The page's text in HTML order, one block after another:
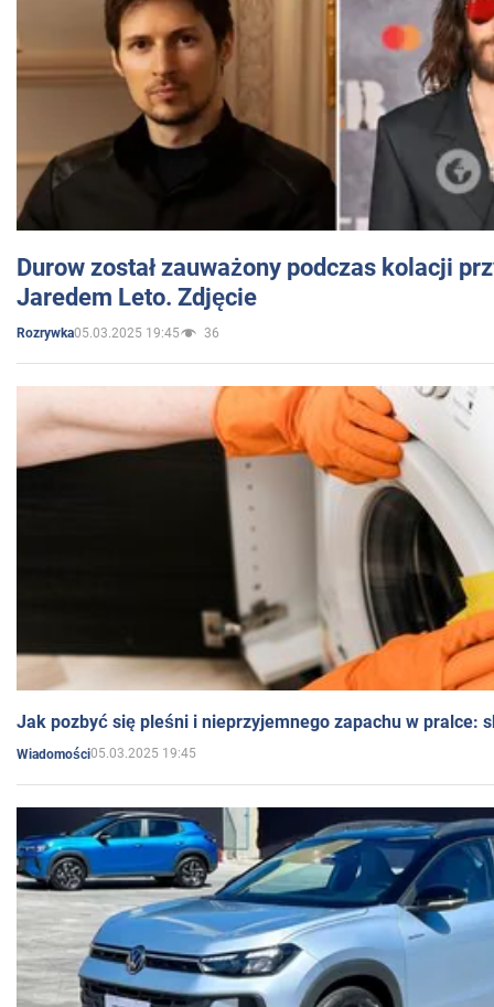
Durow został zauważony podczas kolacji
Jaredem Leto. Zdjęcie
Rozrywka05.03.2025 19:45 36
Jak pozbyć się pleśni i nieprzyjemnego zapachu w pralce:
Wiadomości05.03.2025 19:45